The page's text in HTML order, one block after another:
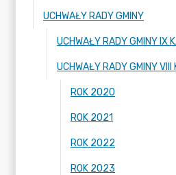
UCHWAŁY RADY GMINY
ROK 2020
ROK 2021
ROK 2022
ROK 2023